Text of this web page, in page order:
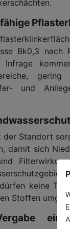
Bk0,3
Infrage
und
Standort
damit sich
keine
Stoffen